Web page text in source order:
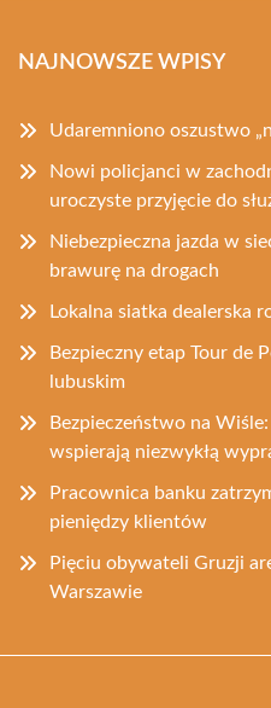
NAJNOWSZE WPISY
Udaremniono oszustwo
Nowi policjanci w
uroczyste przyjęcie do
Niebezpieczna jazda w
brawurę na drogach
Lokalna siatka dealerska
Bezpieczny etap Tour de
lubuskim
Bezpieczeństwo na
wspierają niezwykłą
Pracownica banku
pieniędzy klientów
Pięciu obywateli Gruzji
Warszawie